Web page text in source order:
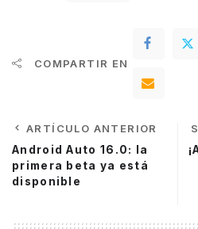
COMPARTIR EN
ARTÍCULO ANTERIOR
Android Auto 16.0: la
primera beta ya está
disponible